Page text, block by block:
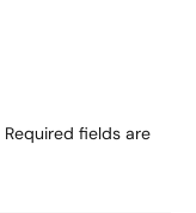
Required fields are